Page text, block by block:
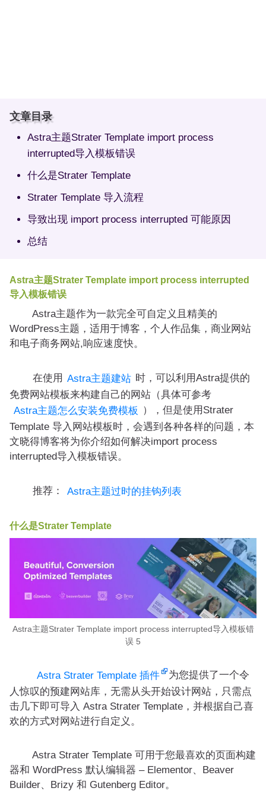
文章目录
Astra主题Strater Template import process
interrupted导入模板错误
什么是Strater Template
Strater Template 导入流程
导致出现 import process interrupted 可能原因
总结
Astra主题Strater Template import process interrupted
导入模板错误
Astra主题作为一款完全可自定义且精美的
WordPress主题，适用于博客，个人作品集，商业网站
和电子商务网站,响应速度快。
在使用 Astra主题建站 时，可以利用Astra提供的
免费网站模板来构建自己的网站（具体可参考
Astra主题怎么安装免费模板 ），但是使用Strater
Template 导入网站模板时，会遇到各种各样的问题，本
文晓得博客将为你介绍如何解决import process
interrupted导入模板错误。
推荐： Astra主题过时的挂钩列表
什么是Strater Template
Astra主题Strater Template import process interrupted导入模板错
误 5
Astra Strater Template 插件
为您提供了一个令
人惊叹的预建网站库，无需从头开始设计网站，只需点
击几下即可导入 Astra Strater Template，并根据自己喜
欢的方式对网站进行自定义。
Astra Strater Template 可用于您最喜欢的页面构建
器和 WordPress 默认编辑器 – Elementor、Beaver
Builder、Brizy 和 Gutenberg Editor。